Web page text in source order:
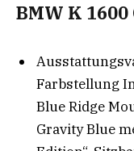
BMW K 1600
Farbstellung
Blue Ridge
Gravity Blue